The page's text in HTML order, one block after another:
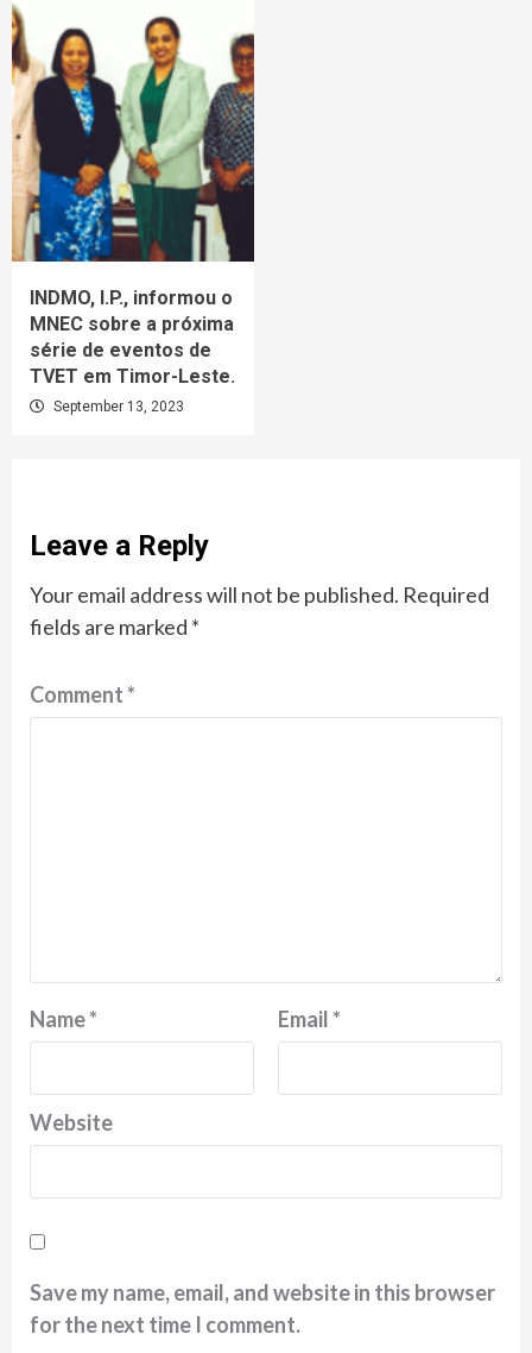
INDMO, I.P., informou o
MNEC sobre a próxima
série de eventos de
TVET em Timor-Leste.
September 13, 2023
Leave a Reply
Your email address will not be published. Required
fields are marked *
Comment*
Name* Email*
Website
Save my name, email, and website in this browser
for the next time I comment.